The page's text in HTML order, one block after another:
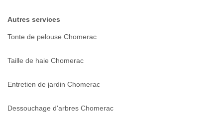
Autres services
Tonte de pelouse Chomerac
Taille de haie Chomerac
Entretien de jardin Chomerac
Dessouchage d'arbres Chomerac